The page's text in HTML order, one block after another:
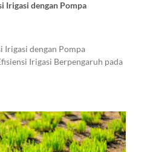
Irigasi dengan Pompa
Irigasi dengan Pompa
Irigasi Berpengaruh pada